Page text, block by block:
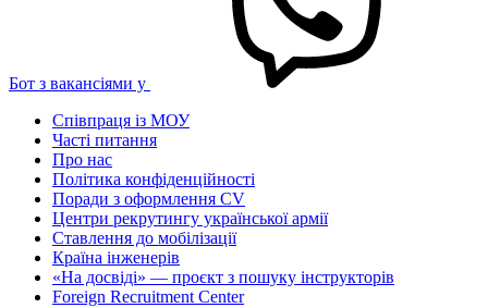
Бот з вакансіями у
Співпраця із МОУ
Часті питання
Про нас
Політика конфіденційності
Поради з оформлення CV
Центри рекрутингу української армії
Ставлення до мобілізації
Країна інженерів
«На досвіді» — проєкт з пошуку інструкторів
Foreign Recruitment Center